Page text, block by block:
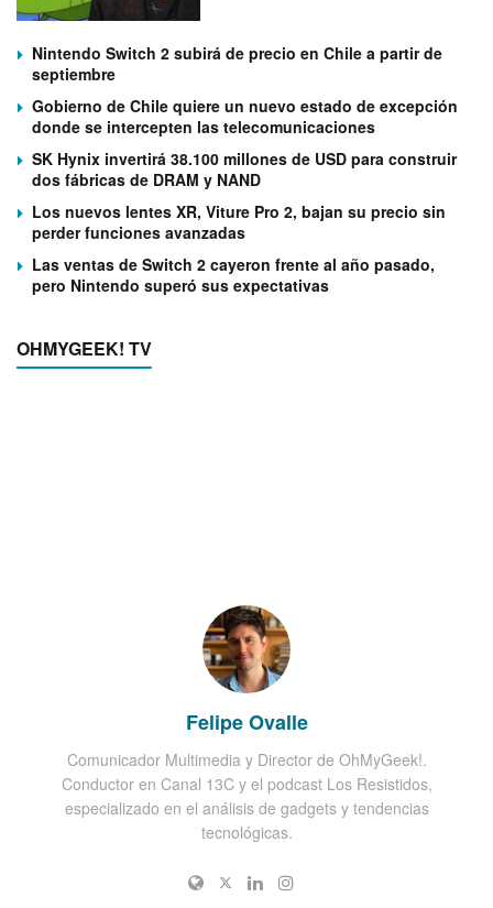
Nintendo Switch 2 subirá de precio en Chile a partir de
septiembre
Gobierno de Chile quiere un nuevo estado de excepción
donde se intercepten las telecomunicaciones
SK Hynix invertirá 38.100 millones de USD para construir
dos fábricas de DRAM y NAND
Los nuevos lentes XR, Viture Pro 2, bajan su precio sin
perder funciones avanzadas
Las ventas de Switch 2 cayeron frente al año pasado,
pero Nintendo superó sus expectativas
OHMYGEEK! TV
Felipe Ovalle
Comunicador Multimedia y Director de OhMyGeek!.
Conductor en Canal 13C y el podcast Los Resistidos,
especializado en el análisis de gadgets y tendencias
tecnológicas.